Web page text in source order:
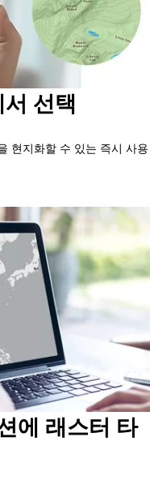
선택
현지화할 수 있는 즉시 사용
에 래스터 타